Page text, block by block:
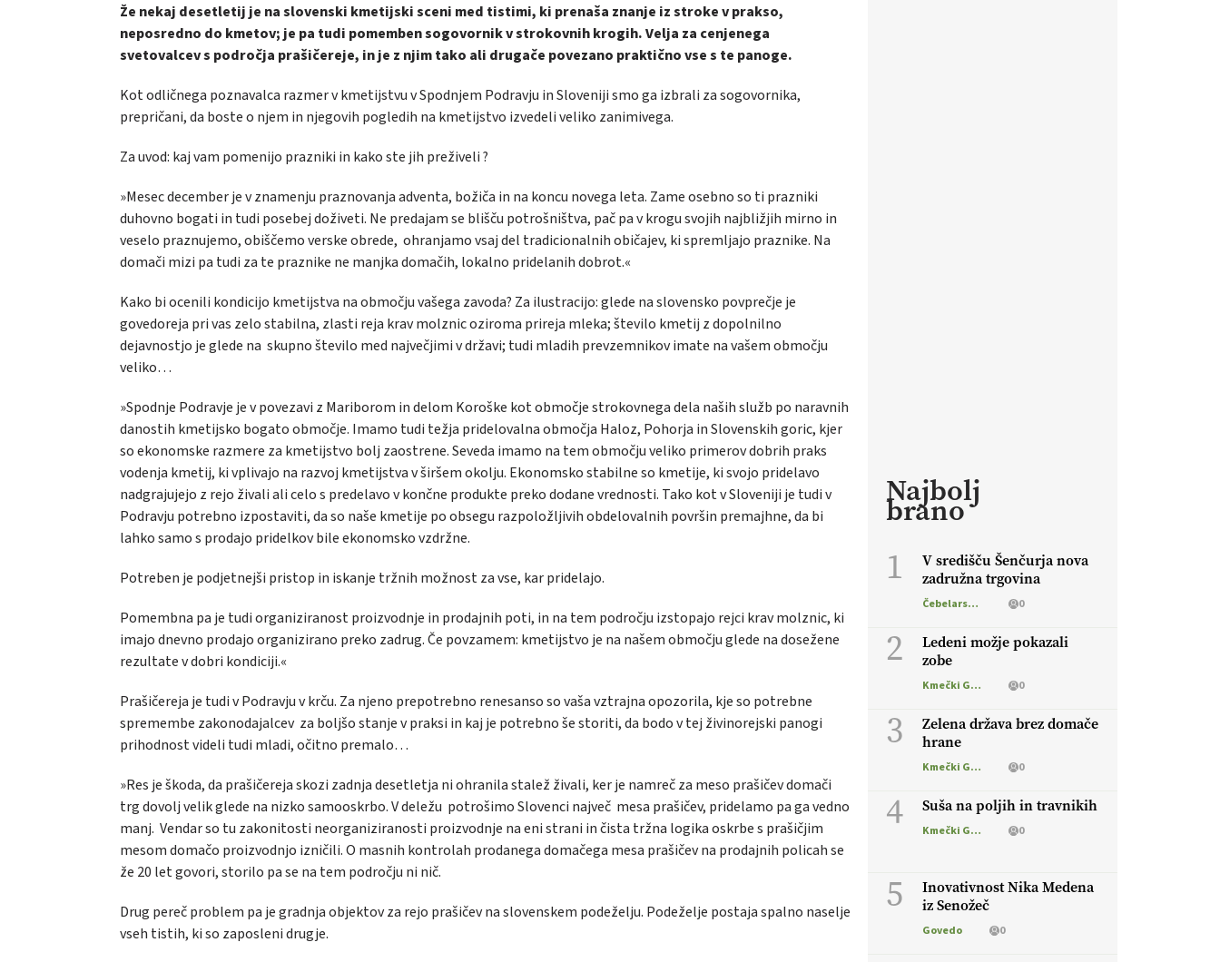
Že nekaj desetletij je na slovenski kmetijski sceni med tistimi, ki prenaša znanje iz stroke v prakso,
neposredno do kmetov; je pa tudi pomemben sogovornik v strokovnih krogih. Velja za cenjenega
svetovalcev s področja prašičereje, in je z njim tako ali drugače povezano praktično vse s te panoge.
Kot odličnega poznavalca razmer v kmetijstvu v Spodnjem Podravju in Sloveniji smo ga izbrali za sogovornika,
prepričani, da boste o njem in njegovih pogledih na kmetijstvo izvedeli veliko zanimivega.
Za uvod: kaj vam pomenijo prazniki in kako ste jih preživeli ?
»Mesec december je v znamenju praznovanja adventa, božiča in na koncu novega leta. Zame osebno so ti prazniki
duhovno bogati in tudi posebej doživeti. Ne predajam se blišču potrošništva, pač pa v krogu svojih najbližjih mirno in
veselo praznujemo, obiščemo verske obrede, ohranjamo vsaj del tradicionalnih običajev, ki spremljajo praznike. Na
domači mizi pa tudi za te praznike ne manjka domačih, lokalno pridelanih dobrot.«
Kako bi ocenili kondicijo kmetijstva na območju vašega zavoda? Za ilustracijo: glede na slovensko povprečje je
govedoreja pri vas zelo stabilna, zlasti reja krav molznic oziroma prireja mleka; število kmetij z dopolnilno
dejavnostjo je glede na skupno število med največjimi v državi; tudi mladih prevzemnikov imate na vašem območju
veliko…
»Spodnje Podravje je v povezavi z Mariborom in delom Koroške kot območje strokovnega dela naših služb po naravnih
danostih kmetijsko bogato območje. Imamo tudi težja pridelovalna območja Haloz, Pohorja in Slovenskih goric, kjer
so ekonomske razmere za kmetijstvo bolj zaostrene. Seveda imamo na tem območju veliko primerov dobrih praks
vodenja kmetij, ki vplivajo na razvoj kmetijstva v širšem okolju. Ekonomsko stabilne so kmetije, ki svojo pridelavo
nadgrajujejo z rejo živali ali celo s predelavo v končne produkte preko dodane vrednosti. Tako kot v Sloveniji je tudi v
Podravju potrebno izpostaviti, da so naše kmetije po obsegu razpoložljivih obdelovalnih površin premajhne, da bi
lahko samo s prodajo pridelkov bile ekonomsko vzdržne.
Potreben je podjetnejši pristop in iskanje tržnih možnost za vse, kar pridelajo.
Pomembna pa je tudi organiziranost proizvodnje in prodajnih poti, in na tem področju izstopajo rejci krav molznic, ki
imajo dnevno prodajo organizirano preko zadrug. Če povzamem: kmetijstvo je na našem območju glede na dosežene
rezultate v dobri kondiciji.«
Prašičereja je tudi v Podravju v krču. Za njeno prepotrebno renesanso so vaša vztrajna opozorila, kje so potrebne
spremembe zakonodajalcev za boljšo stanje v praksi in kaj je potrebno še storiti, da bodo v tej živinorejski panogi
prihodnost videli tudi mladi, očitno premalo…
»Res je škoda, da prašičereja skozi zadnja desetletja ni ohranila stalež živali, ker je namreč za meso prašičev domači
trg dovolj velik glede na nizko samooskrbo. V deležu potrošimo Slovenci največ mesa prašičev, pridelamo pa ga vedno
manj. Vendar so tu zakonitosti neorganiziranosti proizvodnje na eni strani in čista tržna logika oskrbe s prašičjim
mesom domačo proizvodnjo izničili. O masnih kontrolah prodanega domačega mesa prašičev na prodajnih policah se
že 20 let govori, storilo pa se na tem področju ni nič.
Drug pereč problem pa je gradnja objektov za rejo prašičev na slovenskem podeželju. Podeželje postaja spalno naselje
vseh tistih, ki so zaposleni drugje.
Najbolj
brano
1
V središču Šenčurja nova
zadružna trgovina
Čebelarstvo 0
2
Ledeni možje pokazali
zobe
Kmečki Glas 0
3
Zelena država brez domače
hrane
Kmečki Glas 0
4 Suša na poljih in travnikih
Kmečki Glas 0
5
Inovativnost Nika Medena
iz Senožeč
Govedo 0